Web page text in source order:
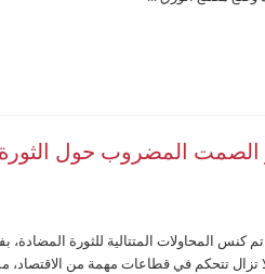
الصمت المضروب حول الثورة
المحاولات المتتالية للثورة المضادة،
تزال تتحكم في قطاعات مهمة من الاقتصاد،